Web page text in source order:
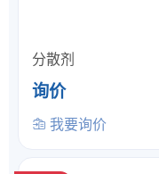
分散剂
询价
我要询价